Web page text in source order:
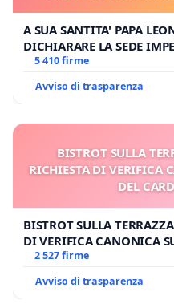
A SUA SANTITA' PAPA
DICHIARARE LA SEDE
E/O DI FAR APRIRE IL
5 410 firme
Avviso di trasparenza
BISTROT SULLA
RICHIESTA DI VERIFICA
DEL
BISTROT SULLA
DI VERIFICA CANONICA
GAMBETTI
2 527 firme
Avviso di trasparenza